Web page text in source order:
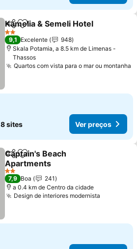
PartilharAdicionar aos favoritos
Kamelia & Semeli Hotel
2 Estrelas
9,1 Excelente
948
Skala Potamia, a 8.5 km de Limenas -
Thassos
Quartos com vista para o mar ou montanha
8 sites Ver preços
PartilharAdicionar aos favoritos
Captain's Beach
Apartments
2 Estrelas
7,9 Boa
241
a 0.4 km de Centro da cidade
Design de interiores modernista